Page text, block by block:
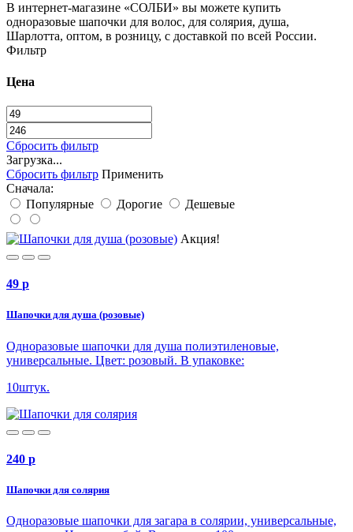
В интернет-магазине «СОЛБИ» вы можете купить
одноразовые шапочки для волос, для солярия, душа,
Шарлотта, оптом, в розницу, с доставкой по всей России.
Фильтр
Цена
Сбросить фильтр
Загрузка...
Сбросить фильтр Применить
Сначала:
Популярные
Дорогие Дешевые
Акция!
49 p
Шапочки для душа (розовые)
Одноразовые шапочки для душа полиэтиленовые,
универсальные. Цвет: розовый. В упаковке:
10штук.
240 p
Шапочки для солярия
Одноразовые шапочки для загара в солярии, универсальные,